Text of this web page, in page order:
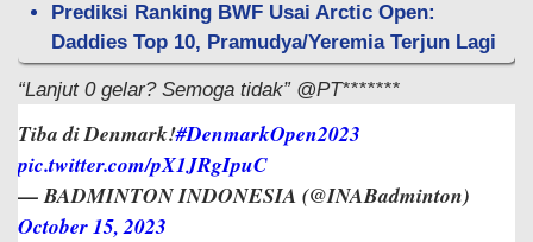
Prediksi Ranking BWF Usai Arctic Open:
Daddies Top 10, Pramudya/Yeremia Terjun Lagi
“Lanjut 0 gelar? Semoga tidak” @PT*******
Tiba di Denmark!#DenmarkOpen2023
pic.twitter.com/pX1JRgIpuC
— BADMINTON INDONESIA (@INABadminton)
October 15, 2023